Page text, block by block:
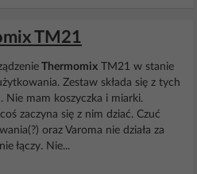
TM21
Thermomix TM21 w stanie
Zestaw składa się z tych
Nie mam koszyczka i miarki.
zaczyna się z nim dziać. Czuć
oraz Varoma nie działa za
łączy. Nie...